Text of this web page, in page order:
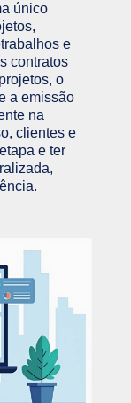
único
e
contratos
o
a emissão
na
clientes e
e ter